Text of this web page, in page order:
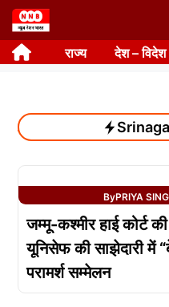
Skip
to
content राज्य देश – विदेश
ByPRIYA
जम्मू-कश्मीर हाई कोर्ट
यूनिसेफ की साझेदारी में
परामर्श सम्मेलन